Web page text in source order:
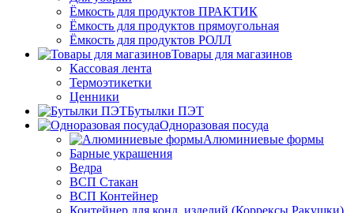
Ёмкость для продуктов ПРАКТИК
Ёмкость для продуктов прямоугольная
Ёмкость для продуктов РОЛЛ
Товары для магазинов
Кассовая лента
Термоэтикетки
Ценники
Бутылки ПЭТ
Одноразовая посуда
Алюминиевые формы
Барные украшения
Ведра
ВСП Стакан
ВСП Контейнер
Контейнер для конд. изделий (Коррексы Ракушки)